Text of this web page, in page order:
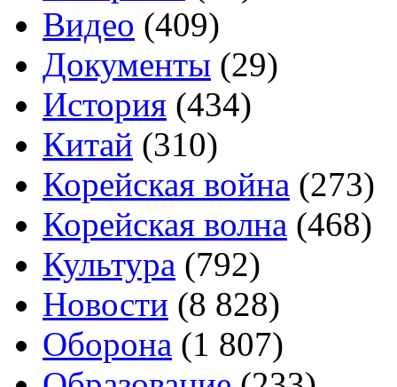
Видео (409)
Документы (29)
История (434)
Китай (310)
Корейская война (273)
Корейская волна (468)
Культура (792)
Новости (8 828)
Оборона (1 807)